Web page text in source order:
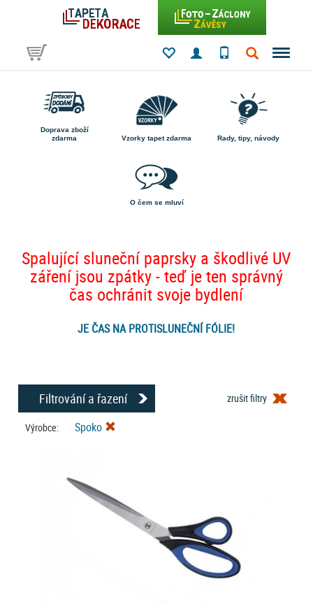
Doprava zboží
zdarma
Vzorky tapet zdarma Rady, tipy, návody
O čem se mluví
Spalující sluneční paprsky a škodlivé UV
záření jsou zpátky - teď je ten správný
čas ochránit svoje bydlení
JE ČAS NA PROTISLUNEČNÍ FÓLIE!
Filtrování a řazení zrušit filtry
Výrobce: Spoko